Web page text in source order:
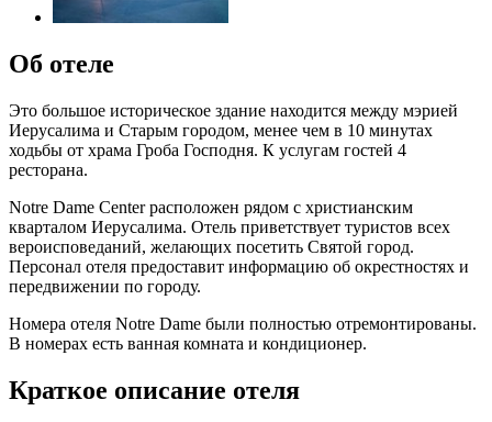
Об отеле
Это большое историческое здание находится между мэрией
Иерусалима и Старым городом, менее чем в 10 минутах
ходьбы от храма Гроба Господня. К услугам гостей 4
ресторана.
Notre Dame Center расположен рядом с христианским
кварталом Иерусалима. Отель приветствует туристов всех
вероисповеданий, желающих посетить Святой город.
Персонал отеля предоставит информацию об окрестностях и
передвижении по городу.
Номера отеля Notre Dame были полностью отремонтированы.
В номерах есть ванная комната и кондиционер.
Краткое описание отеля